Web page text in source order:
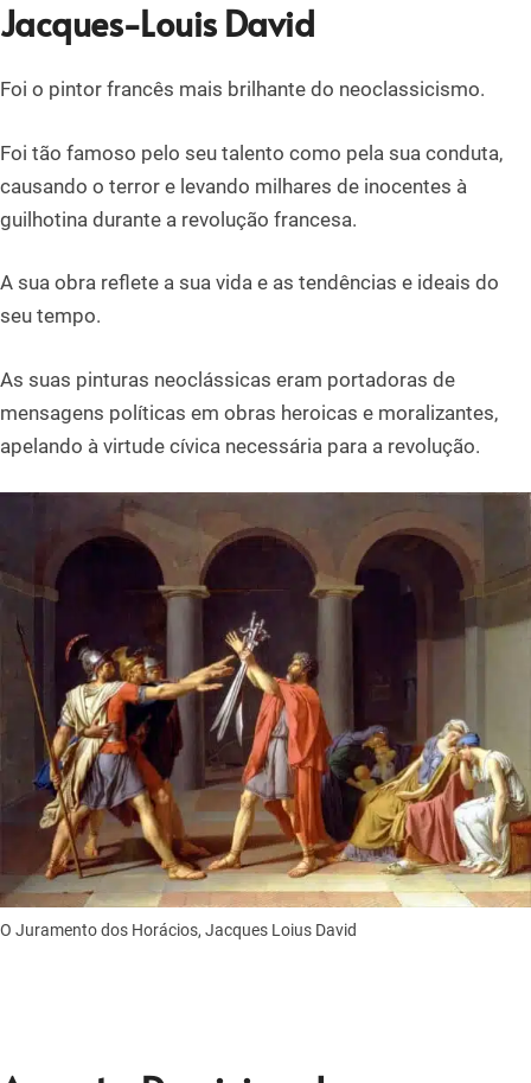
Jacques-Louis David
Foi o pintor francês mais brilhante do neoclassicismo.
Foi tão famoso pelo seu talento como pela sua conduta,
causando o terror e levando milhares de inocentes à
guilhotina durante a revolução francesa.
A sua obra reflete a sua vida e as tendências e ideais do
seu tempo.
As suas pinturas neoclássicas eram portadoras de
mensagens políticas em obras heroicas e moralizantes,
apelando à virtude cívica necessária para a revolução.
O Juramento dos Horácios, Jacques Loius David